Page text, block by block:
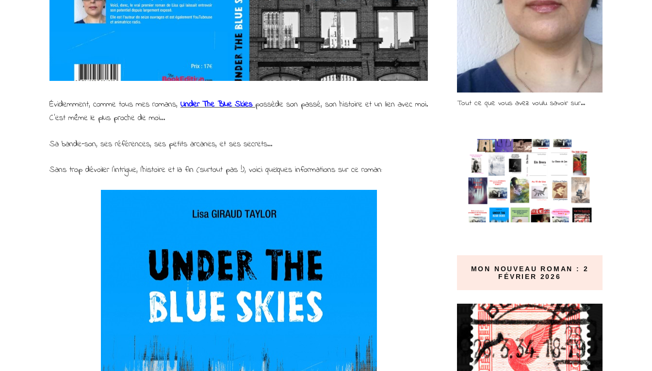
Évidemment, comme tous mes romans, Under The Blue Skies possède son passé, son histoire et un lien avec moi.
C’est même le plus proche de moi…
Sa bande-son, ses références, ses petits arcanes, et ses secrets…
Sans trop dévoiler l’intrigue, l’histoire et la fin (surtout pas !), voici quelques informations sur ce roman:
Tout ce que vous avez voulu savoir sur...
MON NOUVEAU ROMAN : 2
FÉVRIER 2026